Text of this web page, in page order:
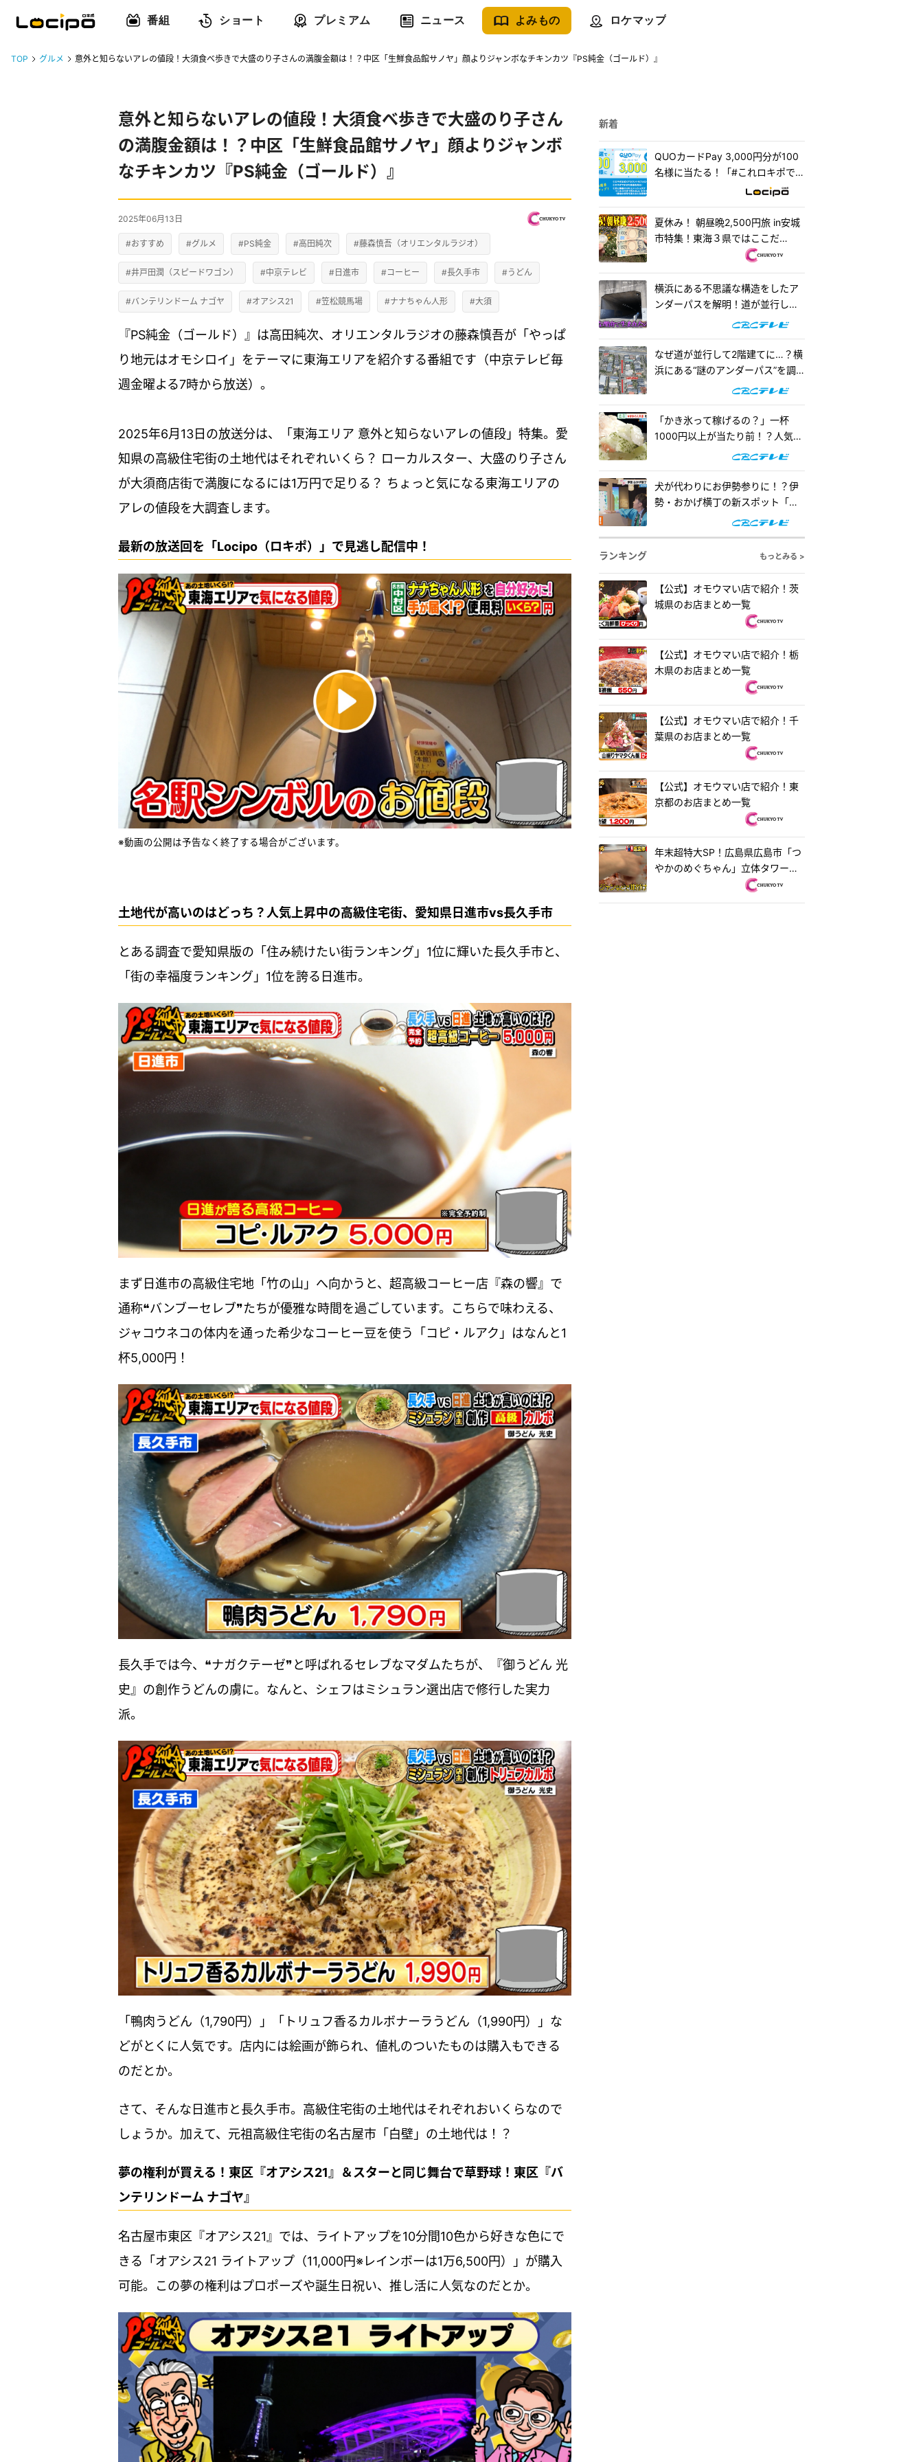
番組 ショート プレミアム ニュース よみもの ロケマップ
TOP グルメ 意外と知らないアレの値段！大須食べ歩きで大盛のり子さんの満腹金額は！？中区「生鮮食品館サノヤ」顔よりジャンボなチキンカツ『PS純金（ゴールド）』
意外と知らないアレの値段！大須食べ歩きで大盛のり子さん
の満腹金額は！？中区「生鮮食品館サノヤ」顔よりジャンボ
なチキンカツ『PS純金（ゴールド）』
2025年06月13日
#おすすめ #グルメ #PS純金 #高田純次 #藤森慎吾（オリエンタルラジオ）
#井戸田潤（スピードワゴン） #中京テレビ #日進市 #コーヒー #長久手市 #うどん
#バンテリンドーム ナゴヤ #オアシス21 #笠松競馬場 #ナナちゃん人形 #大須
『PS純金（ゴールド）』は高田純次、オリエンタルラジオの藤森慎吾が「やっぱ
り地元はオモシロイ」をテーマに東海エリアを紹介する番組です（中京テレビ毎
週金曜よる7時から放送）。
2025年6月13日の放送分は、「東海エリア 意外と知らないアレの値段」特集。愛
知県の高級住宅街の土地代はそれぞれいくら？ ローカルスター、大盛のり子さん
が大須商店街で満腹になるには1万円で足りる？ ちょっと気になる東海エリアの
アレの値段を大調査します。
最新の放送回を「Locipo（ロキポ）」で見逃し配信中！
※動画の公開は予告なく終了する場合がございます。
土地代が高いのはどっち？人気上昇中の高級住宅街、愛知県日進市vs長久手市
とある調査で愛知県版の「住み続けたい街ランキング」1位に輝いた長久手市と、
「街の幸福度ランキング」1位を誇る日進市。
まず日進市の高級住宅地「竹の山」へ向かうと、超高級コーヒー店『森の響』で
通称❝バンブーセレブ❞たちが優雅な時間を過ごしています。こちらで味わえる、
ジャコウネコの体内を通った希少なコーヒー豆を使う「コピ・ルアク」はなんと1
杯5,000円！
長久手では今、❝ナガクテーゼ❞と呼ばれるセレブなマダムたちが、『御うどん 光
史』の創作うどんの虜に。なんと、シェフはミシュラン選出店で修行した実力
派。
「鴨肉うどん（1,790円）」「トリュフ香るカルボナーラうどん（1,990円）」な
どがとくに人気です。店内には絵画が飾られ、値札のついたものは購入もできる
のだとか。
さて、そんな日進市と長久手市。高級住宅街の土地代はそれぞれおいくらなので
しょうか。加えて、元祖高級住宅街の名古屋市「白壁」の土地代は！？
夢の権利が買える！東区『オアシス21』＆スターと同じ舞台で草野球！東区『バ
ンテリンドーム ナゴヤ』
名古屋市東区『オアシス21』では、ライトアップを10分間10色から好きな色にで
きる「オアシス21 ライトアップ（11,000円※レインボーは1万6,500円）」が購入
可能。この夢の権利はプロポーズや誕生日祝い、推し活に人気なのだとか。
新着
QUOカードPay 3,000円分が100
名様に当たる！「#これロキポで見
れるよ」キャンペーン
夏休み！ 朝昼晩2,500円旅 in安城
市特集！東海３県ではここだ
け！？「はなまるうどん×吉野家
横浜にある不思議な構造をしたア
ンダーパスを解明！道が並行して2
階建てになったワケとは『道との
なぜ道が並行して2階建てに…？横
浜にある“謎のアンダーパス”を調
査！『道との遭遇』
「かき氷って稼げるの？」一杯
1000円以上が当たり前！？人気店
の懐事情をリサーチ『チャン
犬が代わりにお伊勢参りに！？伊
勢・おかげ横丁の新スポット「オ
カゲ屋敷」で“おかげ犬”を体験
ランキング
もっとみる >
【公式】オモウマい店で紹介！茨
城県のお店まとめ一覧
【公式】オモウマい店で紹介！栃
木県のお店まとめ一覧
【公式】オモウマい店で紹介！千
葉県のお店まとめ一覧
【公式】オモウマい店で紹介！東
京都のお店まとめ一覧
年末超特大SP！広島県広島市「つ
やかのめぐちゃん」立体タワーお
好み焼き＆茨城県水戸市「ラーメ